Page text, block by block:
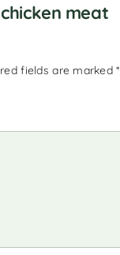
meat
fields are marked*